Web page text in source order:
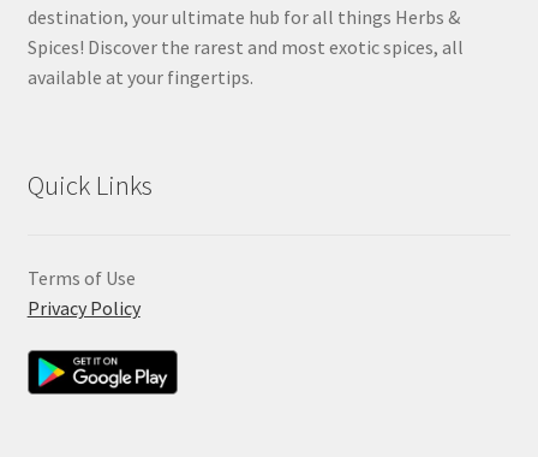
destination, your ultimate hub for all things Herbs &
Spices! Discover the rarest and most exotic spices, all
available at your fingertips.
Quick Links
Terms of Use
Privacy Policy